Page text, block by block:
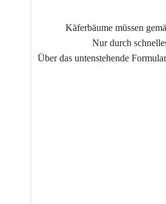
Käferbäume müssen
Nur durch
Über das untenstehende